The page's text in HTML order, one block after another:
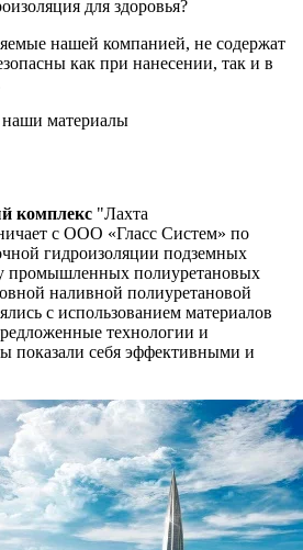
для здоровья?
нашей компанией, не содержат
как при нанесении, так и в
материалы
комплекс "Лахта
с ООО «Гласс Систем» по
гидроизоляции подземных
промышленных полиуретановых
наливной полиуретановой
с использованием материалов
технологии и
показали себя эффективными и